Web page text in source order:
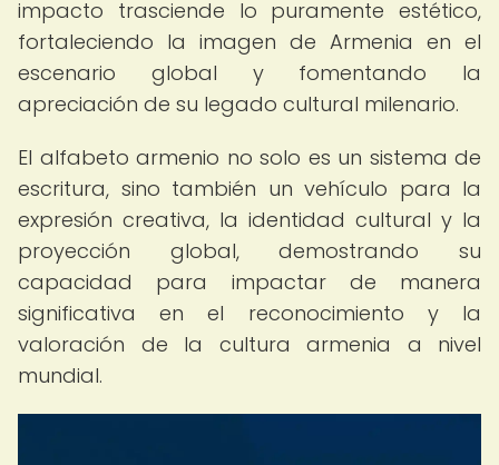
impacto trasciende lo puramente estético,
fortaleciendo la imagen de Armenia en el
escenario global y fomentando la
apreciación de su legado cultural milenario.
El alfabeto armenio no solo es un sistema de
escritura, sino también un vehículo para la
expresión creativa, la identidad cultural y la
proyección global, demostrando su
capacidad para impactar de manera
significativa en el reconocimiento y la
valoración de la cultura armenia a nivel
mundial.